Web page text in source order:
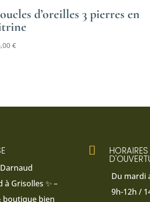
d’oreilles 3 pierres en
€
à Grisolles ✨ –
boutique bien
 HORAIRES
Du mardi
9h-12h /